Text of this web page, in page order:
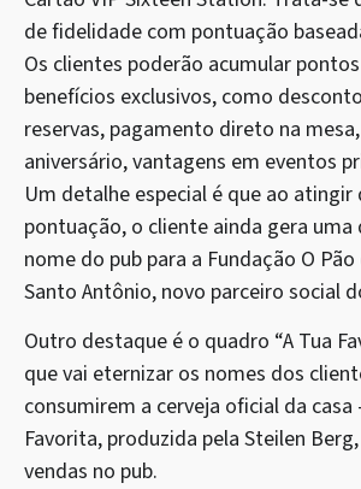
de fidelidade com pontuação
Os clientes poderão acumular
benefícios exclusivos, como
reservas, pagamento direto na
aniversário, vantagens em eventos
Um detalhe especial é que ao
pontuação, o cliente ainda gera uma
nome do pub para a Fundação O
Santo Antônio, novo parceiro social
Outro destaque é o quadro “A Tua
que vai eternizar os nomes dos
consumirem a cerveja oficial da casa
Favorita, produzida pela Steilen
vendas no pub.